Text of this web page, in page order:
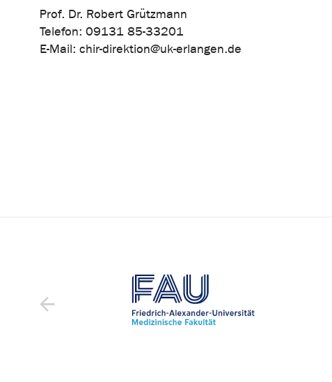
Prof. Dr. Robert Grützmann
Telefon: 09131 85-33201
E-Mail: chir-direktion@uk-erlangen.de